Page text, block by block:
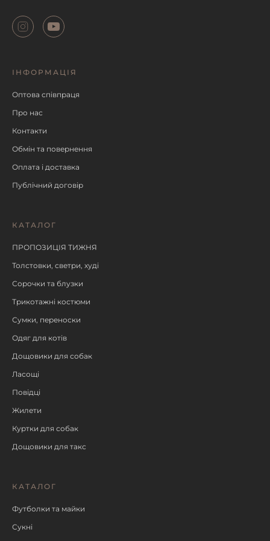
ІНФОРМАЦІЯ
Оптова співпраця
Про нас
Контакти
Обмін та повернення
Оплата і доставка
Публічний договір
КАТАЛОГ
ПРОПОЗИЦІЯ ТИЖНЯ
Толстовки, светри, худі
Сорочки та блузки
Трикотажні костюми
Сумки, переноски
Одяг для котів
Дощовики для собак
Ласощі
Повідці
Жилети
Куртки для собак
Дощовики для такс
КАТАЛОГ
Футболки та майки
Сукні